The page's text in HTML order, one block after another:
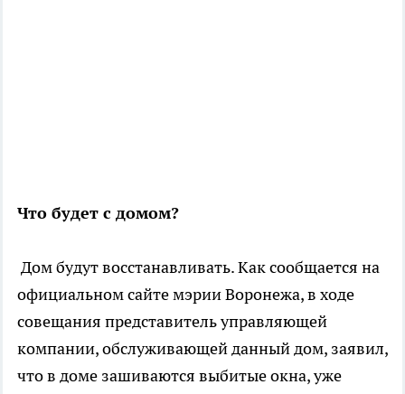
Что будет с домом?
Дом будут восстанавливать. Как сообщается на
официальном сайте мэрии Воронежа, в ходе
совещания представитель управляющей
компании, обслуживающей данный дом, заявил,
что в доме зашиваются выбитые окна, уже